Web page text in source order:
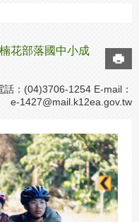
花部落國中小成
：(04)3706-1254 E-mail：
e-1427@mail.k12ea.gov.tw